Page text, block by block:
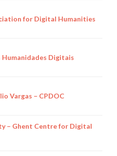
for Digital Humanities
Humanidades Digitais
Vargas – CPDOC
– Ghent Centre for Digital